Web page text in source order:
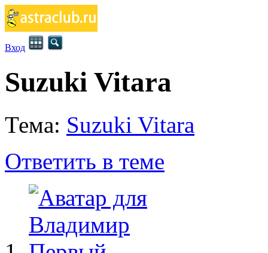
Вход
Suzuki Vitara
Тема: Suzuki Vitara
Ответить в теме